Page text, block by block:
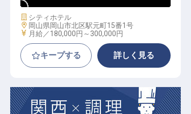
施設業態
シティホテル
勤務地
岡山県岡山市北区駅元町15番1号
給与
月給／180,000円～ 300,000円
キープする 詳しく見る